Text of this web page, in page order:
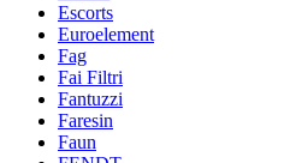
Escorts
Euroelement
Fag
Fai Filtri
Fantuzzi
Faresin
Faun